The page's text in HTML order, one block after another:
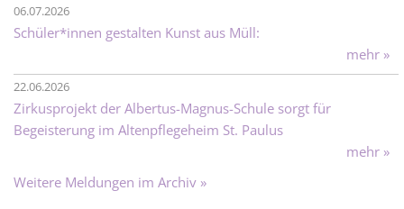
06.07.2026
Schüler*innen gestalten Kunst aus Müll:
mehr »
22.06.2026
Zirkusprojekt der Albertus-Magnus-Schule sorgt für
Begeisterung im Altenpflegeheim St. Paulus
mehr »
Weitere Meldungen im Archiv »